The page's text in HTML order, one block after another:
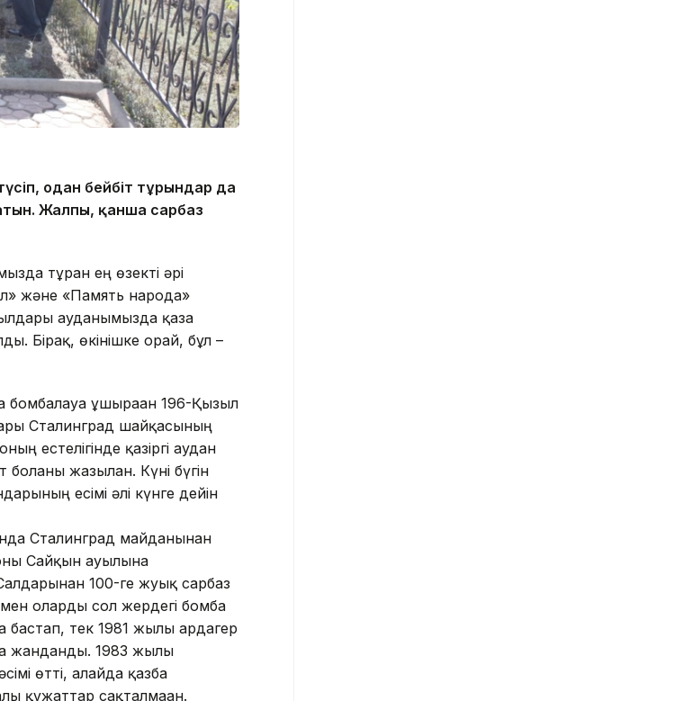
одан бейбіт тұрғындар да
Жалпы, қанша сарбаз
тұрған ең өзекті әрі
және «Память народа»
ауданымызда қаза
Бірақ, өкінішке орай, бұл –
ұшыраған 196-Қызыл
Сталинград шайқасының
естелігінде қазіргі аудан
жазылған. Күні бүгін
есімі әлі күнге дейін
Сталинград майданынан
Сайқын ауылына
100-ге жуық сарбаз
оларды сол жердегі бомба
бастап, тек 1981 жылы ардагер
жанданды. 1983 жылы
өтті, алайда қазба
құжаттар сақталмаған.